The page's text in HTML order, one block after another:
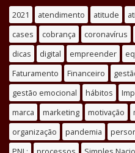
2021 atendimento atitude
cases
cobrança coronavírus
dicas
digital empreender
Faturamento
Financeiro
gestão emocional
hábitos
marca
marketing motivação
organização
pandemia